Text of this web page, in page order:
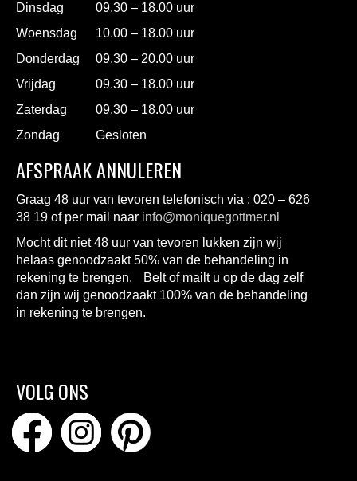
Dinsdag
09.30 – 18.00 uur
Woensdag
10.00 – 18.00 uur
Donderdag
09.30 – 20.00 uur
Vrijdag
09.30 – 18.00 uur
Zaterdag
09.30 – 18.00 uur
Zondag
Gesloten
AFSPRAAK ANNULEREN
Graag 48 uur van tevoren telefonisch via : 020 – 626
38 19 of per mail naar info@moniquegottmer.nl
Mocht dit niet 48 uur van tevoren lukken zijn wij
helaas genoodzaakt 50% van de behandeling in
rekening te brengen. Belt of mailt u op de dag zelf
dan zijn wij genoodzaakt 100% van de behandeling
in rekening te brengen.
VOLG ONS